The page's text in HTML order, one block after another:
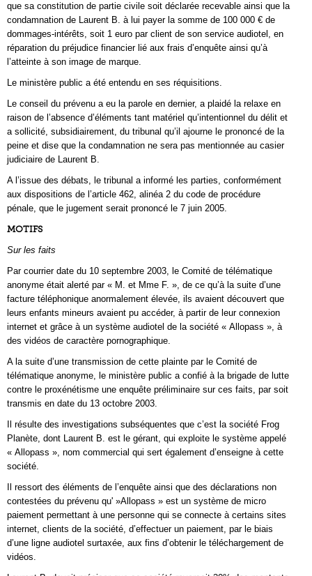
que sa constitution de partie civile soit déclarée recevable ainsi que la
condamnation de Laurent B. à lui payer la somme de 100 000 € de
dommages-intérêts, soit 1 euro par client de son service audiotel, en
réparation du préjudice financier lié aux frais d’enquête ainsi qu’à
l’atteinte à son image de marque.
Le ministère public a été entendu en ses réquisitions.
Le conseil du prévenu a eu la parole en dernier, a plaidé la relaxe en
raison de l’absence d’éléments tant matériel qu’intentionnel du délit et
a sollicité, subsidiairement, du tribunal qu’il ajourne le prononcé de la
peine et dise que la condamnation ne sera pas mentionnée au casier
judiciaire de Laurent B.
A l’issue des débats, le tribunal a informé les parties, conformément
aux dispositions de l’article 462, alinéa 2 du code de procédure
pénale, que le jugement serait prononcé le 7 juin 2005.
MOTIFS
Sur les faits
Par courrier date du 10 septembre 2003, le Comité de télématique
anonyme était alerté par « M. et Mme F. », de ce qu’à la suite d’une
facture téléphonique anormalement élevée, ils avaient découvert que
leurs enfants mineurs avaient pu accéder, à partir de leur connexion
internet et grâce à un système audiotel de la société « Allopass », à
des vidéos de caractère pornographique.
A la suite d’une transmission de cette plainte par le Comité de
télématique anonyme, le ministère public a confié à la brigade de lutte
contre le proxénétisme une enquête préliminaire sur ces faits, par soit
transmis en date du 13 octobre 2003.
Il résulte des investigations subséquentes que c’est la société Frog
Planète, dont Laurent B. est le gérant, qui exploite le système appelé
« Allopass », nom commercial qui sert également d’enseigne à cette
société.
Il ressort des éléments de l’enquête ainsi que des déclarations non
contestées du prévenu qu' »Allopass » est un système de micro
paiement permettant à une personne qui se connecte à certains sites
internet, clients de la société, d’effectuer un paiement, par le biais
d’une ligne audiotel surtaxée, aux fins d’obtenir le téléchargement de
vidéos.